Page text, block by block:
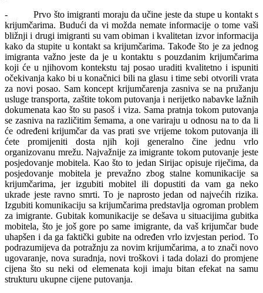
- Prvo što imigranti moraju da učine jeste da stupe u kontakt s
krijumčarima. Budući da vi možda nemate informacije o tome vaši
bližnji i drugi imigranti su vam obiman i kvalitetan izvor informacija
kako da stupite u kontakt sa krijumčarima. Takođe što je za jednog
imigranta važno jeste da je u kontaktu s pouzdanim krijumčarima
koji će u njihovom kontekstu taj posao uraditi kvalitetno i ispuniti
očekivanja kako bi u konačnici bili na glasu i time sebi otvorili vrata
za novi posao. Sam koncept krijumčarenja zasniva se na pružanju
usluge transporta, zaštite tokom putovanja i nerijetko nabavke lažnih
dokumenata kao što su pasoš i viza. Sama pratnja tokom putovanja
se zasniva na različitim šemama, a one variraju u odnosu na to da li
će određeni krijumčar da vas prati sve vrijeme tokom putovanja ili
ćete promijeniti dosta njih koji generalno čine jednu vrlo
organizovanu mrežu. Najvažnije za imigrante tokom putovanje jeste
posjedovanje mobitela. Kao što to jedan Sirijac opisuje riječima, da
posjedovanje mobitela je prevažno zbog stalne komunikacije sa
krijumčarima, jer izgubiti mobitel ili dopustiti da vam ga neko
ukrade jeste ravno smrti. To je naprosto jedan od najvećih rizika.
Izgubiti komunikaciju sa krijumčarima predstavlja ogroman problem
za imigrante. Gubitak komunikacije se dešava u situacijima gubitka
mobitela, što je još gore po same imigrante, da vaš krijumčar bude
uhapšen i da ga faktički gubite na određen vrlo izvjestan period. To
podrazumijeva da potražnju za novim krijumčarima, a to znači novo
ugovaranje, nova suradnja, novi troškovi i tada dolazi do promjene
cijena što su neki od elemenata koji imaju bitan efekat na samu
strukturu ukupne cijene putovanja.